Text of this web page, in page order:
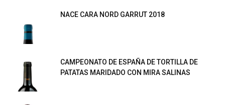
NACE CARA NORD GARRUT 2018
CAMPEONATO DE ESPAÑA DE TORTILLA DE
PATATAS MARIDADO CON MIRA SALINAS